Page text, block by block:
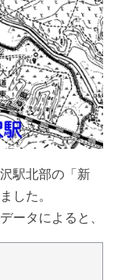
駅北部の「新
した。
ータによると、